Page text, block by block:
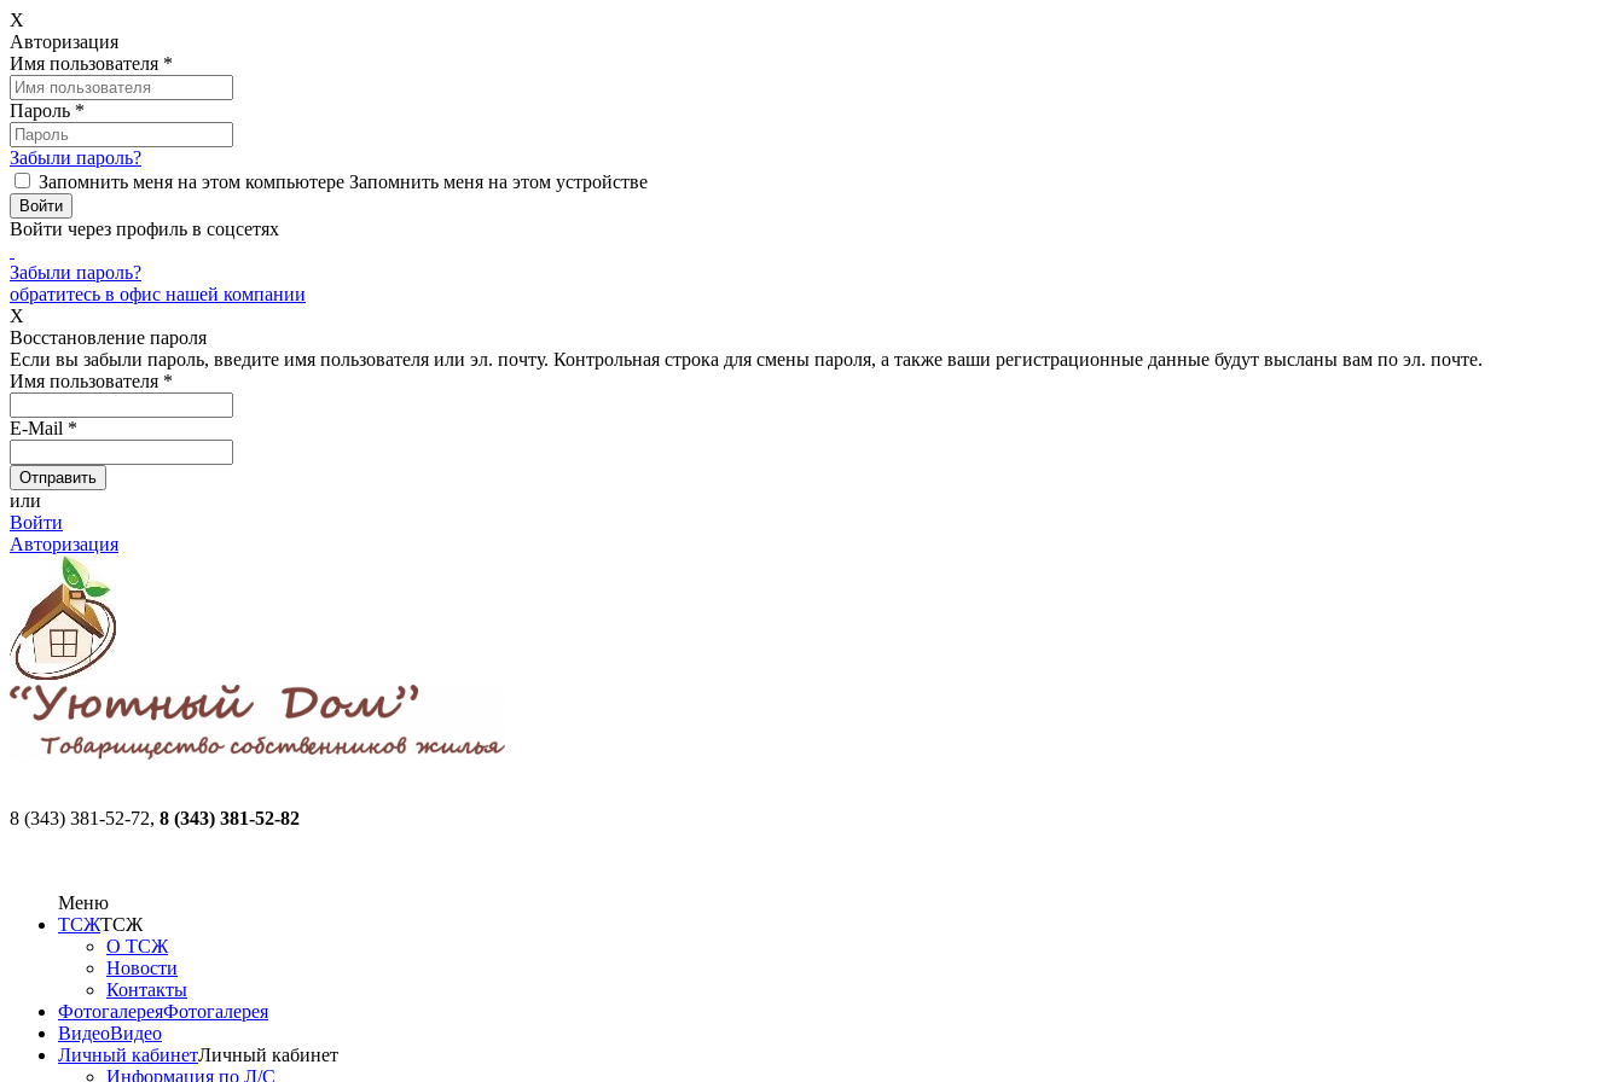
X
Авторизация
Имя пользователя *
Пароль *
Забыли пароль?
Запомнить меня на этом компьютере Запомнить меня на этом устройстве
Войти через профиль в соцсетях
Забыли пароль?
обратитесь в офис нашей компании
X
Восстановление пароля
Если вы забыли пароль, введите имя пользователя или эл. почту. Контрольная строка для смены пароля, а также ваши регистрационные данные будут высланы вам по эл. почте.
Имя пользователя *
E-Mail *
или
Войти
Авторизация
8 (343) 381-52-72, 8 (343) 381-52-82
Меню
ТСЖТСЖ
О ТСЖ
Новости
Контакты
ФотогалереяФотогалерея
ВидеоВидео
Личный кабинетЛичный кабинет
Информация по Л/С